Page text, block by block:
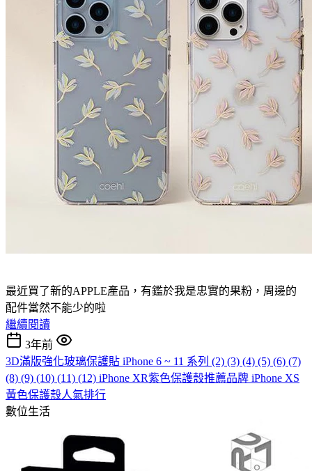
最近買了新的APPLE產品，有鑑於我是忠實的果粉，周邊的
配件當然不能少的啦
繼續閱讀
3年前
3D滿版強化玻璃保護貼 iPhone 6 ~ 11 系列 (2) (3) (4) (5) (6) (7)
(8) (9) (10) (11) (12) iPhone XR紫色保護殼推薦品牌 iPhone XS
黃色保護殼人氣排行
數位生活